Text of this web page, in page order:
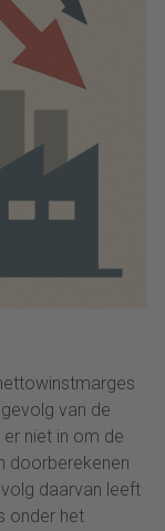
van de
niet in om de
doorberekenen
daarvan leeft
onder het